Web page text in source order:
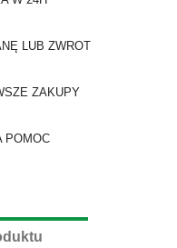
LUB ZWROT
ZAKUPY
POMOC